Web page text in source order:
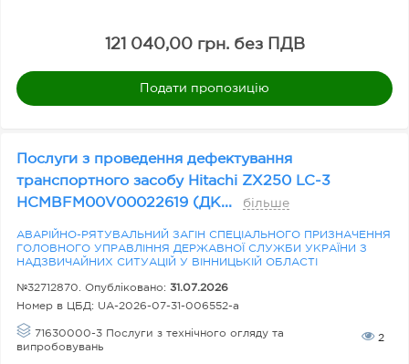
121 040,00 грн. без ПДВ
Подати пропозицію
Послуги з проведення дефектування
транспортного засобу Hitachi ZX250 LC-3
HCMBFM00V00022619 (ДК...
більше
АВАРІЙНО-РЯТУВАЛЬНИЙ ЗАГІН СПЕЦІАЛЬНОГО ПРИЗНАЧЕННЯ
ГОЛОВНОГО УПРАВЛІННЯ ДЕРЖАВНОЇ СЛУЖБИ УКРАЇНИ З
НАДЗВИЧАЙНИХ СИТУАЦІЙ У ВІННИЦЬКІЙ ОБЛАСТІ
№32712870. Опубліковано: 31.07.2026
Номер в ЦБД: UA-2026-07-31-006552-a
71630000-3 Послуги з технічного огляду та
випробовувань
2
д
за
у
лі